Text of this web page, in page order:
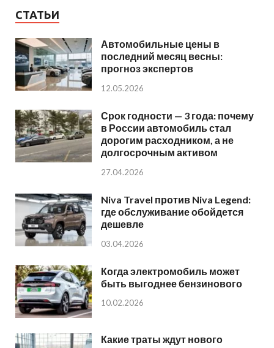
СТАТЬИ
Автомобильные цены в
последний месяц весны:
прогноз экспертов
12.05.2026
Срок годности — 3 года: почему
в России автомобиль стал
дорогим расходником, а не
долгосрочным активом
27.04.2026
Niva Travel против Niva Legend:
где обслуживание обойдется
дешевле
03.04.2026
Когда электромобиль может
быть выгоднее бензинового
10.02.2026
Какие траты ждут нового